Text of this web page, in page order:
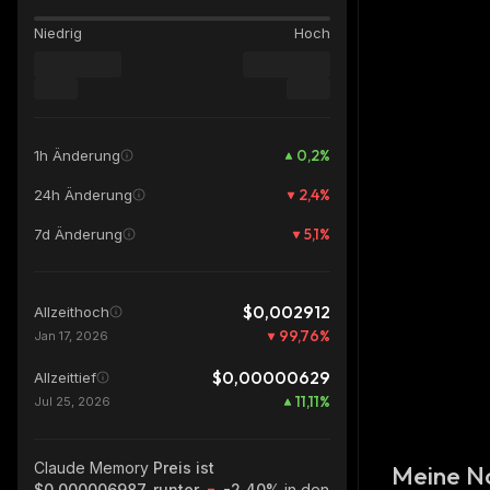
Niedrig Hoch
1h Änderung 0,2%
24h Änderung 2,4%
7d Änderung 5,1%
Allzeithoch $0,002912
Jan 17, 2026 99,76%
Allzeittief $0,00000629
Jul 25, 2026 11,11%
Claude Memory Preis ist
Meine